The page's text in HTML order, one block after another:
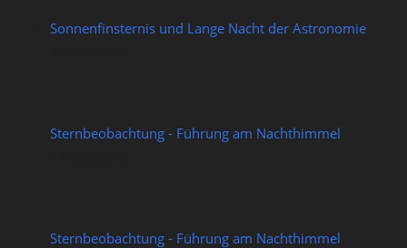
Sonnenfinsternis und Lange Nacht der Astronomie
Sternbeobachtung - Führung am Nachthimmel
Sternbeobachtung - Führung am Nachthimmel